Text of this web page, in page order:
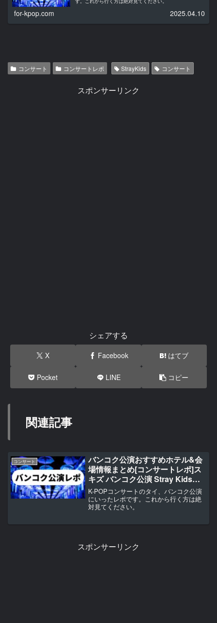
for-kpop.com 2025.04.10
コンサート コンサートレポ StrayKids コンサート
スポンサーリンク
シェアする
X Facebook はてブ
Pocket LINE コピー
関連記事
コンサート
バンコク公演おすすめホテル&会
場情報まとめ[コンサートレポ]ス
キズ バンコク公演 Stray Kids
2nd World Tour “MANIAC”
K-POPコンサートのタイ、バンコク公演
にいったレポです。これから行く方は絶
対見てください。
スポンサーリンク